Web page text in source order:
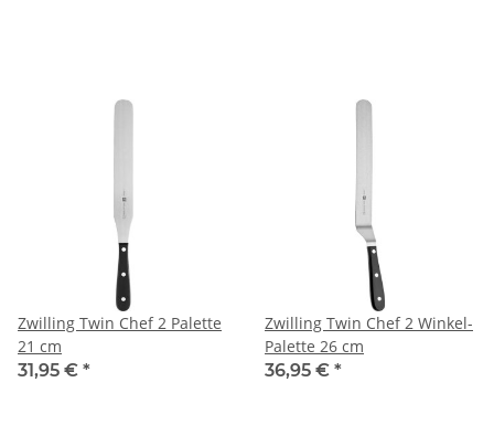
Zwilling Twin Chef 2 Palette
21 cm
31,95 € *
Zwilling Twin Chef 2 Winkel-
Palette 26 cm
36,95 € *